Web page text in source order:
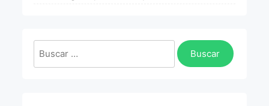
Manifiesto Ecoarte
Buscar: